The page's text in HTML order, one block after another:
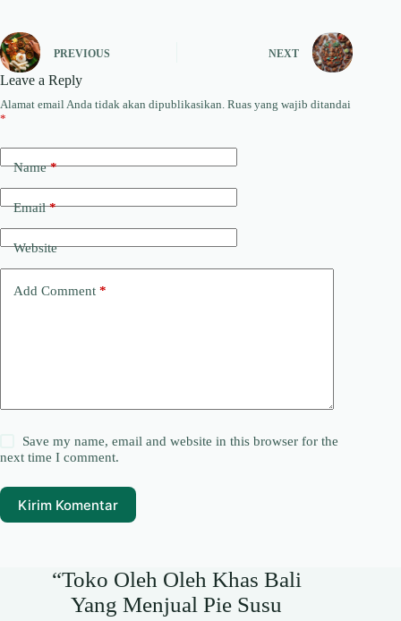
PREVIOUS NEXT
Leave a Reply
Alamat email Anda tidak akan dipublikasikan. Ruas yang wajib ditandai
*
Name*
Email*
Website
Add Comment *
Save my name, email and website in this browser for the
next time I comment.
Kirim Komentar
“Toko Oleh Oleh Khas Bali
Yang Menjual Pie Susu